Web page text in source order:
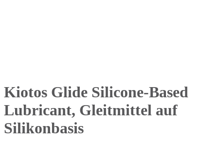
Kiotos Glide Silicone-Based
Lubricant, Gleitmittel auf
Silikonbasis